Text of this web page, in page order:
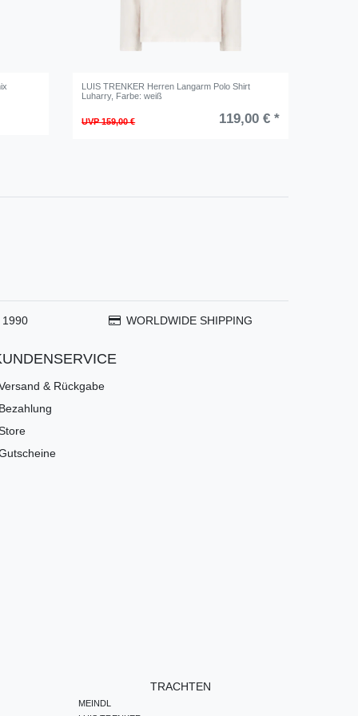
LUIS TRENKER Herren Langarm Polo Shirt
Luharry, Farbe: weiß
UVP 159,00 € 119,00 € *
1990 WORLDWIDE SHIPPING
& Rückgabe
TRACHTEN
MEINDL